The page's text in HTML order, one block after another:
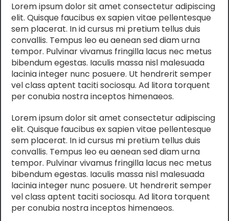
Lorem ipsum dolor sit amet consectetur adipiscing
elit. Quisque faucibus ex sapien vitae pellentesque
sem placerat. In id cursus mi pretium tellus duis
convallis. Tempus leo eu aenean sed diam urna
tempor. Pulvinar vivamus fringilla lacus nec metus
bibendum egestas. Iaculis massa nisl malesuada
lacinia integer nunc posuere. Ut hendrerit semper
vel class aptent taciti sociosqu. Ad litora torquent
per conubia nostra inceptos himenaeos.
Lorem ipsum dolor sit amet consectetur adipiscing
elit. Quisque faucibus ex sapien vitae pellentesque
sem placerat. In id cursus mi pretium tellus duis
convallis. Tempus leo eu aenean sed diam urna
tempor. Pulvinar vivamus fringilla lacus nec metus
bibendum egestas. Iaculis massa nisl malesuada
lacinia integer nunc posuere. Ut hendrerit semper
vel class aptent taciti sociosqu. Ad litora torquent
per conubia nostra inceptos himenaeos.